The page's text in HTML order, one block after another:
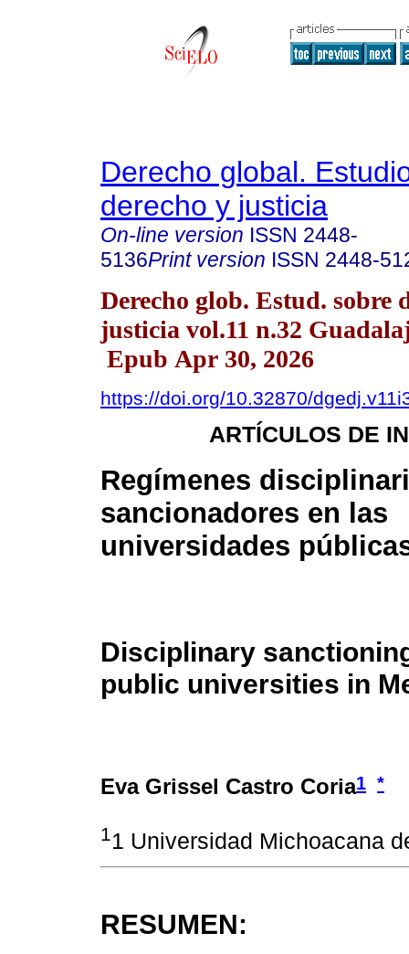
Derecho global.
derecho y justicia
On-line version ISSN 2448-
5136Print version ISSN 2448-
Derecho glob. Estud. sobre
justicia vol.11 n.32
Epub Apr 30, 2026
https://doi.org/10.32870/
ARTÍCULOS DE
Regímenes
sancionadores en las
universidades
Disciplinary
public universities in
Eva Grissel Castro Coria1 *
11 Universidad Michoacana
RESUMEN: